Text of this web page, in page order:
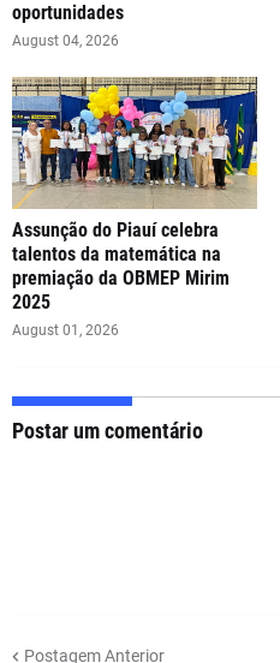
oportunidades
August 04, 2026
Assunção do Piauí celebra
talentos da matemática na
premiação da OBMEP Mirim
2025
August 01, 2026
Postar um comentário
Postagem Anterior